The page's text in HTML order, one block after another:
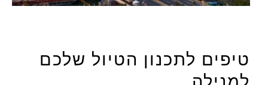
טיפים לתכנון הטיול שלכם